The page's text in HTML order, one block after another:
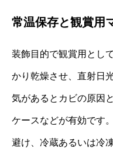
常温保存と観賞用
装飾目的で観賞用とし
かり乾燥させ、直射日
気があるとカビの原因
ケースなどが有効です
避け、冷蔵あるいは冷